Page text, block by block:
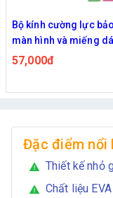
Bộ kính cường lực
màn hình và miếng
kính DJI Osmo Nano
57,000đ
Đặc điểm nổi
warning Thiết kế nhỏ
warning
Chất liệu